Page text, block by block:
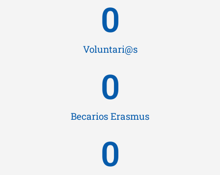
Voluntari@s
0
Becarios Erasmus
0
0